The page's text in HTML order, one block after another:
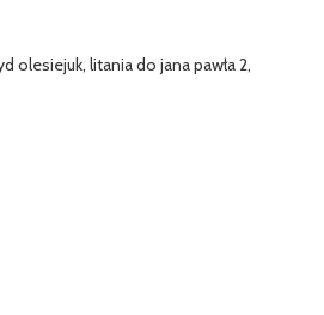
olesiejuk, litania do jana pawła 2,